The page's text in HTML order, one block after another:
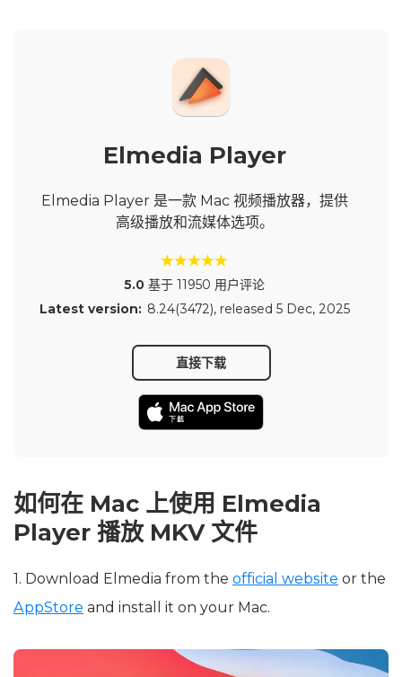
Elmedia Player
Elmedia Player 是一款 Mac 视频播放器，提供
高级播放和流媒体选项。
5.0 基于 11950 用户评论
Latest version: 8.24(3472), released 5 Dec, 2025
直接下载
如何在 Mac 上使用 Elmedia
Player 播放 MKV 文件
1. Download Elmedia from the official website or the
AppStore and install it on your Mac.